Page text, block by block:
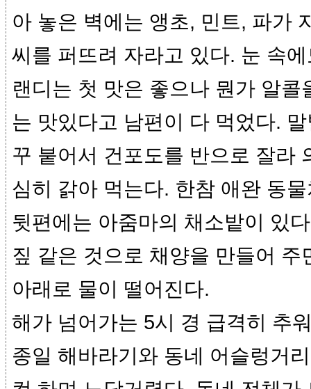
아 놓은 벽에는 앵초, 민트, 파가
씨를 퍼뜨려 자라고 있다. 눈 속
랜디는 첫 맛은 좋으나 뭔가 알콜
는 맛있다고 남편이 다 먹었다.
꾸 붙어서 건포도를 반으로 잘라
심히 갉아 먹는다. 한참 애완 동
뒷편에는 아줌마의 채소밭이 있
짚 같은 것으로 채양을 만들어 주
아래로 물이 떨어진다.
해가 넘어가는 5시 경 급격히 추
종일 해바라기와 동네 어슬렁거